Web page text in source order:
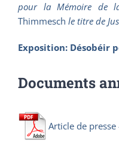
pour la Mémoire de
Thimmesch le titre de
Exposition: Désobéir
Documents
Article de presse